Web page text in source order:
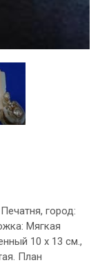
город:
Мягкая
10 х 13 см.,
План